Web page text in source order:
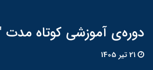
دوره‌ی آموزشی کوتاه